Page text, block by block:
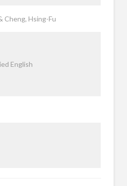
Cheng, Hsing-Fu
English